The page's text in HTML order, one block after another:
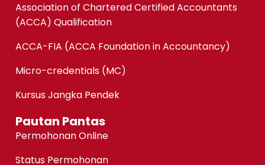
Association of Chartered Certified Accountants
(ACCA) Qualification
ACCA-FIA (ACCA Foundation in Accountancy)
Micro-credentials (MC)
Kursus Jangka Pendek
Pautan Pantas
Permohonan Online
Status Permohonan